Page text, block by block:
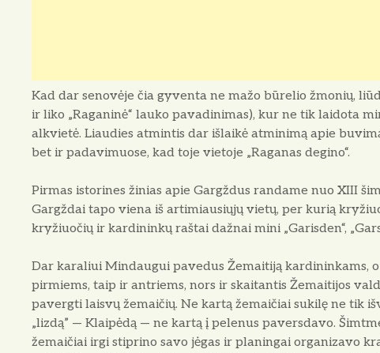
Kad dar senovėje čia gy­venta ne mažo būrelio žmonių,
ir liko „Raganinė“ lauko pavadinimas), kur ne tik laidota
alkvietė. Liau­dies atmintis dar išlaikė atminimą apie
bet ir padavimuose, kad toje vietoje „Raganas degino“.
Pirmas istorines žinias apie Gargždus randame nuo XIII
Gargždai tapo viena iš artimiausiųjų vietų, per kurią
kryžiuočių ir kardininkų raštai dažnai mini „Garisden“,
Dar karaliui Mindaugui pavedus Žemaitiją kar­dininkams,
pirmiems, taip ir antriems, nors ir skaitantis Že­maitijos
pavergti laisvų žemaičių. Ne kartą žemaičiai sukilę ne tik
„lizdą” — Klaipėdą — ne kartą į pele­nus paversdavo.
žemaičiai irgi stiprino savo jėgas ir planingai organizavo